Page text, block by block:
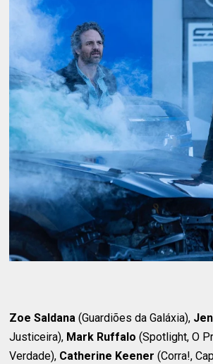
Zoe Saldana (Guardiões da Galáxia),
Justiceira), Mark Ruffalo(Spotlight, O
Verdade), Catherine Keener (Corra!,